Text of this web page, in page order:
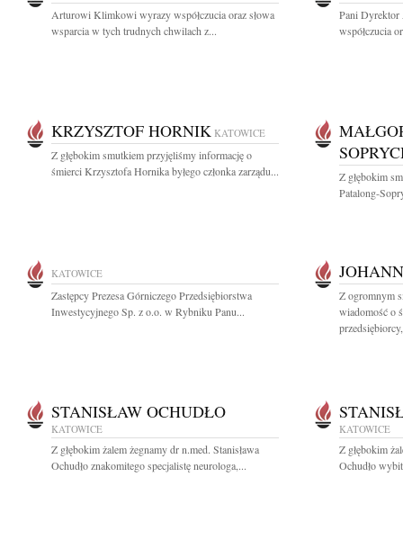
Arturowi Klimkowi wyrazy współczucia oraz słowa
wsparcia w tych trudnych chwilach z...
Pani Dyrektor
współczucia
KRZYSZTOF HORNIK KATOWICE
Z głębokim smutkiem przyjęliśmy informację o
śmierci Krzysztofa Hornika byłego członka zarządu...
Z głębokim
Patalong-
KATOWICE
Zastępcy Prezesa Górniczego Przedsiębiorstwa
Inwestycyjnego Sp. z o.o. w Rybniku Panu...
Z ogromnym
wiadomość o
STANISŁAW OCHUDŁO
KATOWICE
Z głębokim żalem żegnamy dr n.med. Stanisława
Ochudło znakomitego specjalistę neurologa,...
KATOWICE
Z głębokim
Ochudło